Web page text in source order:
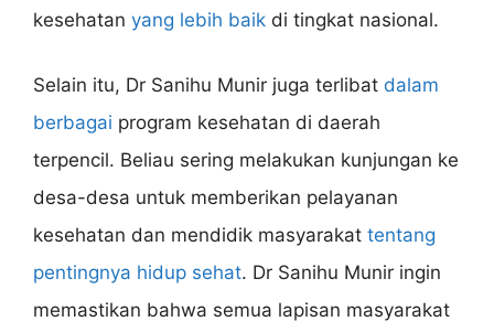
kesehatan yang lebih baik di tingkat nasional.
Selain itu, Dr Sanihu Munir juga terlibat dalam
berbagai program kesehatan di daerah
terpencil. Beliau sering melakukan kunjungan ke
desa-desa untuk memberikan pelayanan
kesehatan dan mendidik masyarakat tentang
pentingnya hidup sehat. Dr Sanihu Munir ingin
memastikan bahwa semua lapisan masyarakat